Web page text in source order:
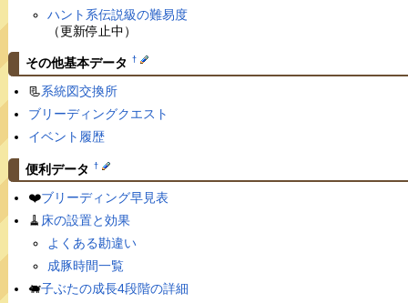
ハント系伝説級の難易度
（更新停止中）
その他基本データ †
📃系統図交換所
ブリーディングクエスト
イベント履歴
便利データ †
❤️ブリーディング早見表
🧹 床の設置と効果
よくある勘違い
成豚時間一覧
🐖子ぶたの成長4段階の詳細